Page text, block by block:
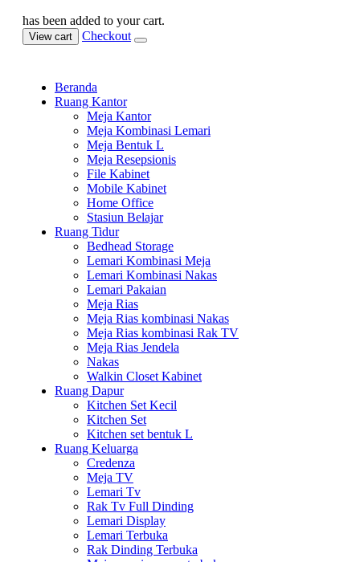
has been added to your cart.
View cart Checkout
Beranda
Ruang Kantor
Meja Kantor
Meja Kombinasi Lemari
Meja Bentuk L
Meja Resepsionis
File Kabinet
Mobile Kabinet
Home Office
Stasiun Belajar
Ruang Tidur
Bedhead Storage
Lemari Kombinasi Meja
Lemari Kombinasi Nakas
Lemari Pakaian
Meja Rias
Meja Rias kombinasi Nakas
Meja Rias kombinasi Rak TV
Meja Rias Jendela
Nakas
Walkin Closet Kabinet
Ruang Dapur
Kitchen Set Kecil
Kitchen Set
Kitchen set bentuk L
Ruang Keluarga
Credenza
Meja TV
Lemari Tv
Rak Tv Full Dinding
Lemari Display
Lemari Terbuka
Rak Dinding Terbuka